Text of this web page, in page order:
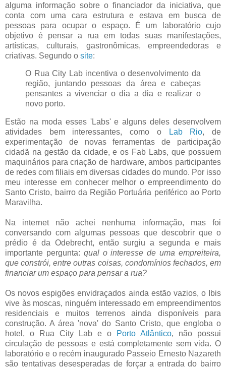
alguma informação sobre o financiador da iniciativa, que
conta com uma cara estrutura e estava em busca de
pessoas para ocupar o espaço. É um laboratório cujo
objetivo é pensar a rua em todas suas manifestações,
artísticas, culturais, gastronômicas, empreendedoras e
criativas. Segundo o site:
O Rua City Lab incentiva o desenvolvimento da
região, juntando pessoas da área e cabeças
pensantes a vivenciar o dia a dia e realizar o
novo porto.
Estão na moda esses 'Labs' e alguns deles desenvolvem
atividades bem interessantes, como o
Lab Rio, de
experimentação de novas ferramentas de participação
cidadã na gestão da cidade, e os Fab Labs, que possuem
maquinários para criação de hardware, ambos participantes
de redes com filiais em diversas cidades do mundo. Por isso
meu interesse em conhecer melhor o empreendimento do
Santo Cristo, bairro da Região Portuária periférico ao Porto
Maravilha.
Na internet não achei nenhuma informação, mas foi
conversando com algumas pessoas que descobrir que o
prédio é da Odebrecht, então surgiu a segunda e mais
importante pergunta: qual o interesse de uma empreiteira,
que constrói, entre outras coisas, condomínios fechados, em
financiar um espaço para pensar a rua?
Os novos espigões envidraçados ainda estão vazios, o Ibis
vive às moscas, ninguém interessado em empreendimentos
residenciais e muitos terrenos ainda disponíveis para
construção. A área 'nova' do Santo Cristo, que engloba o
hotel, o Rua City Lab e o
Porto Atlântico, não possui
circulação de pessoas e está completamente sem vida. O
laboratório e o recém inaugurado Passeio Ernesto Nazareth
são tentativas desesperadas de forçar a entrada do bairro